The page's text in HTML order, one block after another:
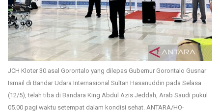
JCH Kloter 30 asal Gorontalo yang dilepas Gubernur Gorontalo Gusnar
Ismail di Bandar Udara Internasional Sultan Hasanuddin pada Selasa
(12/5), telah tiba di Bandara King Abdul Azis Jeddah, Arab Saudi pukul
05.00 pagi waktu setempat dalam kondisi sehat. ANTARA/HO-